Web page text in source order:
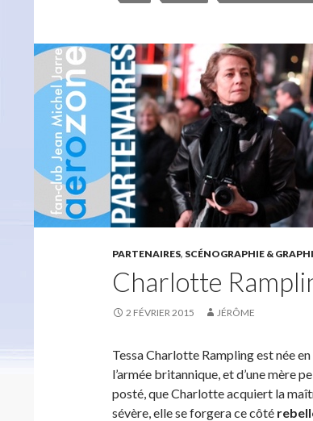
PARTENAIRES, SCÉNOGRAPHIE &
Charlotte
2 FÉVRIER 2015 JÉRÔME
Tessa Charlotte Rampling est née
l’armée britannique, et d’une mère
posté, que Charlotte acquiert la
sévère, elle se forgera ce côté